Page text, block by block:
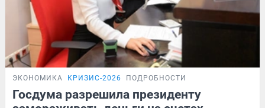
ЭКОНОМИКА КРИЗИС-2026 ПОДРОБНОСТИ
Госдума разрешила президенту